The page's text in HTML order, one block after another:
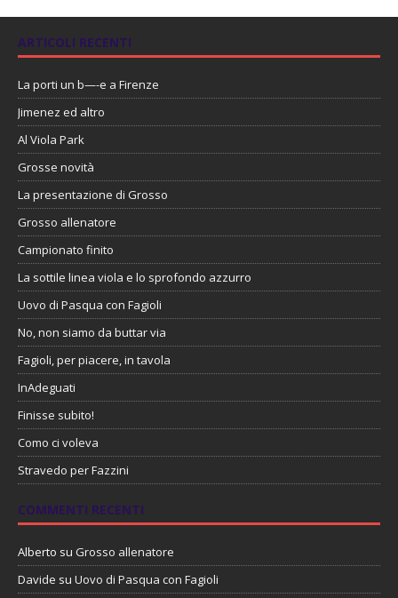
ARTICOLI RECENTI
La porti un b—-e a Firenze
Jimenez ed altro
Al Viola Park
Grosse novità
La presentazione di Grosso
Grosso allenatore
Campionato finito
La sottile linea viola e lo sprofondo azzurro
Uovo di Pasqua con Fagioli
No, non siamo da buttar via
Fagioli, per piacere, in tavola
InAdeguati
Finisse subito!
Como ci voleva
Stravedo per Fazzini
COMMENTI RECENTI
Alberto su Grosso allenatore
Davide su Uovo di Pasqua con Fagioli